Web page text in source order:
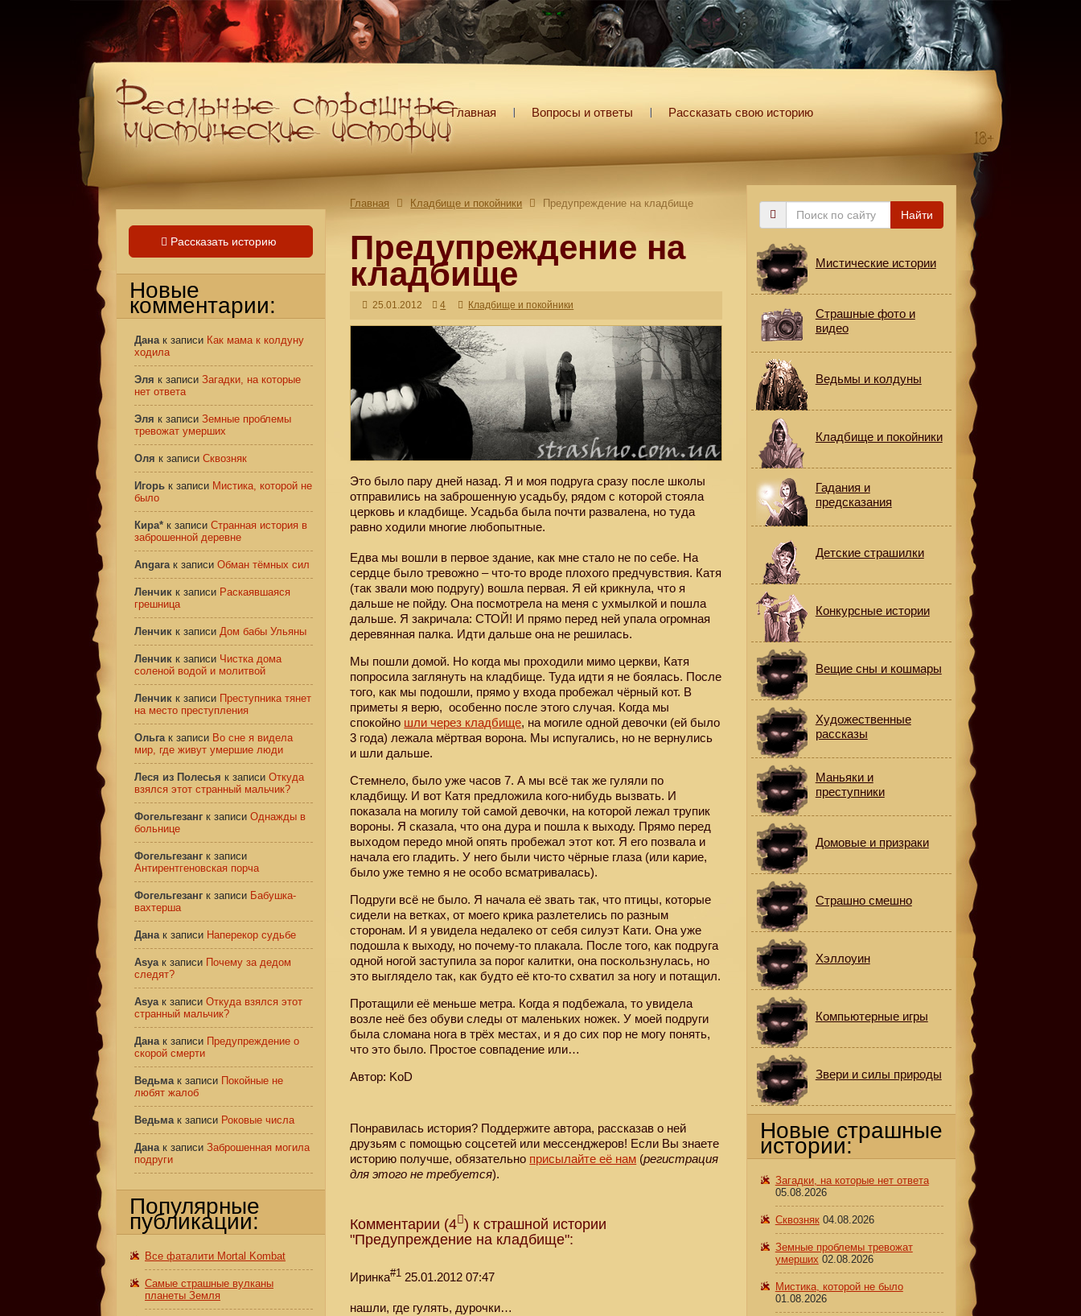
Главная Вопросы и ответы Рассказать свою историю
Главная Кладбище и покойники Предупреждение на кладбище
Предупреждение на
кладбище
25.01.2012 4 Кладбище и покойники
Это было пару дней назад. Я и моя подруга сразу после школы
отправились на заброшенную усадьбу, рядом с которой стояла
церковь и кладбище. Усадьба была почти развалена, но туда
равно ходили многие любопытные.
Едва мы вошли в первое здание, как мне стало не по себе. На
сердце было тревожно – что-то вроде плохого предчувствия. Катя
(так звали мою подругу) вошла первая. Я ей крикнула, что я
дальше не пойду. Она посмотрела на меня с ухмылкой и пошла
дальше. Я закричала: СТОЙ! И прямо перед ней упала огромная
деревянная палка. Идти дальше она не решилась.
Мы пошли домой. Но когда мы проходили мимо церкви, Катя
попросила заглянуть на кладбище. Туда идти я не боялась. После
того, как мы подошли, прямо у входа пробежал чёрный кот. В
приметы я верю, особенно после этого случая. Когда мы
спокойно шли через кладбище, на могиле одной девочки (ей было
3 года) лежала мёртвая ворона. Мы испугались, но не вернулись
и шли дальше.
Стемнело, было уже часов 7. А мы всё так же гуляли по
кладбищу. И вот Катя предложила кого-нибудь вызвать. И
показала на могилу той самой девочки, на которой лежал трупик
вороны. Я сказала, что она дура и пошла к выходу. Прямо перед
выходом передо мной опять пробежал этот кот. Я его позвала и
начала его гладить. У него были чисто чёрные глаза (или карие,
было уже темно я не особо всматривалась).
Подруги всё не было. Я начала её звать так, что птицы, которые
сидели на ветках, от моего крика разлетелись по разным
сторонам. И я увидела недалеко от себя силуэт Кати. Она уже
подошла к выходу, но почему-то плакала. После того, как подруга
одной ногой заступила за порог калитки, она поскользнулась, но
это выглядело так, как будто её кто-то схватил за ногу и потащил.
Протащили её меньше метра. Когда я подбежала, то увидела
возле неё без обуви следы от маленьких ножек. У моей подруги
была сломана нога в трёх местах, и я до сих пор не могу понять,
что это было. Простое совпадение или…
Автор: KoD
Понравилась история? Поддержите автора, рассказав о ней
друзьям с помощью соцсетей или мессенджеров! Если Вы знаете
историю получше, обязательно присылайте её нам (регистрация
для этого не требуется).
Комментарии (4 ) к страшной истории
"Предупреждение на кладбище":
Иринка#1 25.01.2012 07:47
нашли, где гулять, дурочки…
Рассказать историю
Новые
комментарии:
Данак записи Как мама к колдуну
ходила
Эля к записи Загадки, на которые
нет ответа
Эля к записи Земные проблемы
тревожат умерших
Оля к записи Сквозняк
Игорь к записи Мистика, которой не
было
Кира* к записи Странная история в
заброшенной деревне
Angaraк записи Обман тёмных сил
Ленчик к записи Раскаявшаяся
грешница
Ленчик к записи Дом бабы Ульяны
Ленчик к записи Чистка дома
соленой водой и молитвой
Ленчик к записи Преступника тянет
на место преступления
Ольгак записи Во сне я видела
мир, где живут умершие люди
Леся из Полесья к записи Откуда
взялся этот странный мальчик?
Фогельгезанг к записи Однажды в
больнице
Фогельгезанг к записи
Антирентгеновская порча
Фогельгезанг к записи Бабушка-
вахтерша
Данак записи Наперекор судьбе
Asyaк записи Почему за дедом
следят?
Asyaк записи Откуда взялся этот
странный мальчик?
Данак записи Предупреждение о
скорой смерти
Ведьмак записи Покойные не
любят жалоб
Ведьмак записи Роковые числа
Данак записи Заброшенная могила
подруги
Популярные
публикации:
Все фаталити Mortal Kombat
Самые страшные вулканы
планеты Земля
Поиск
Найти
Мистические истории
Страшные фото и
видео
Ведьмы и колдуны
Кладбище и покойники
Гадания и
предсказания
Детские страшилки
Конкурсные истории
Вещие сны и кошмары
Художественные
рассказы
Маньяки и
преступники
Домовые и призраки
Страшно смешно
Хэллоуин
Компьютерные игры
Звери и силы природы
Новые страшные
истории:
Загадки, на которые нет ответа
05.08.2026
Сквозняк 04.08.2026
Земные проблемы тревожат
умерших 02.08.2026
Мистика, которой не было
01.08.2026